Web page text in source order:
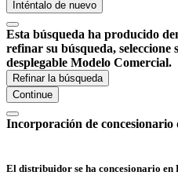
Inténtalo de nuevo
Esta búsqueda ha producido
refinar su búsqueda, seleccione
desplegable Modelo Comercial.
Refinar la búsqueda
Continue
Incorporación de concesionario
El distribuidor se ha concesionario en